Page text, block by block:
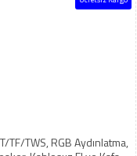
TF/TWS, RGB Aydınlatma,